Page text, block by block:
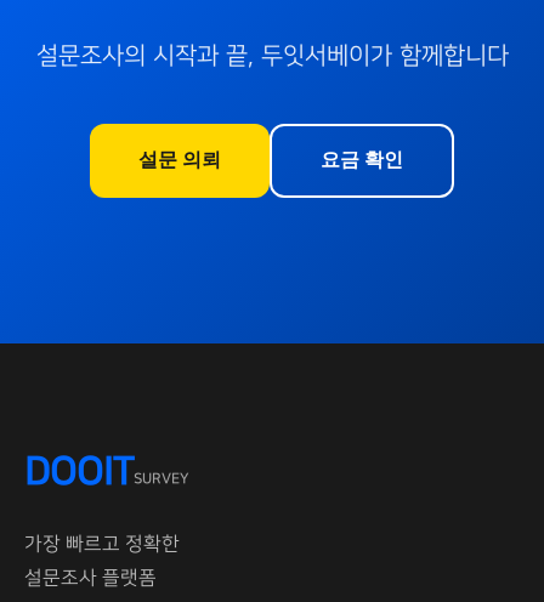
설문조사의 시작과 끝, 두잇서베이가 함께합니다
설문 의뢰 요금 확인
DOOITSURVEY
가장 빠르고 정확한
설문조사 플랫폼